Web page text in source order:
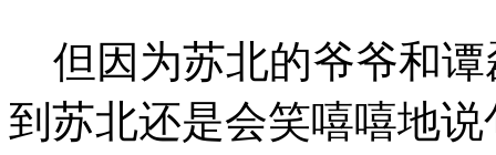
但因为苏北的爷爷和谭
到苏北还是会笑嘻嘻地